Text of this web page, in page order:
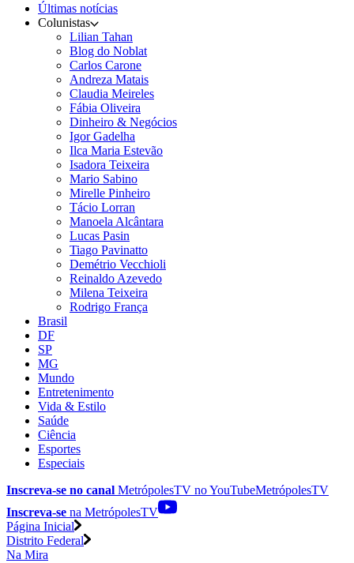
Últimas notícias
Colunistas
Lilian Tahan
Blog do Noblat
Carlos Carone
Andreza Matais
Claudia Meireles
Fábia Oliveira
Dinheiro & Negócios
Igor Gadelha
Ilca Maria Estevão
Isadora Teixeira
Mario Sabino
Mirelle Pinheiro
Tácio Lorran
Manoela Alcântara
Lucas Pasin
Tiago Pavinatto
Demétrio Vecchioli
Reinaldo Azevedo
Milena Teixeira
Rodrigo França
Brasil
DF
SP
MG
Mundo
Entretenimento
Vida & Estilo
Saúde
Ciência
Esportes
Especiais
Inscreva-se no canal MetrópolesTV noYouTubeMetrópolesTV
Inscreva-se na MetrópolesTV
Página Inicial
Distrito Federal
Na Mira